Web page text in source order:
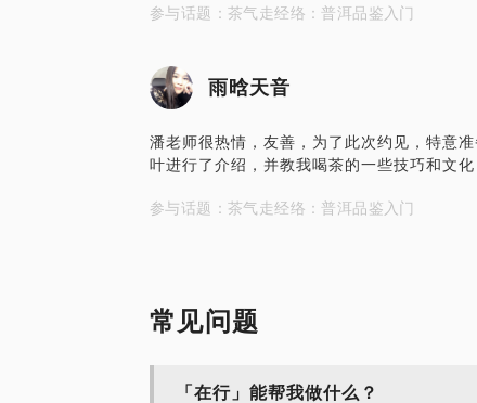
参与话题：茶气走经络：普洱品鉴入门
雨晗天音
潘老师很热情，友善，为了此次约见，特意
叶进行了介绍，并教我喝茶的一些技巧和文
参与话题：茶气走经络：普洱品鉴入门
常见问题
「在行」能帮我做什么？